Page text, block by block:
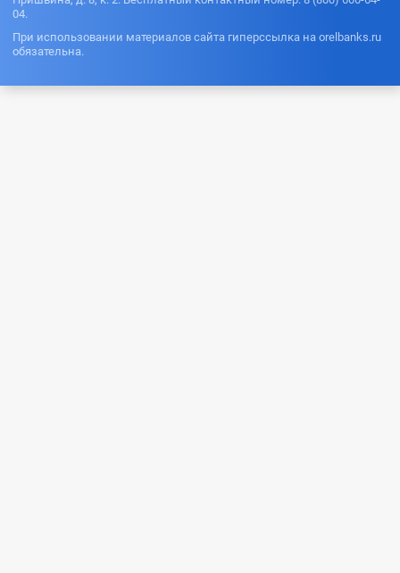
04.
При использовании материалов сайта гиперссылка на orelbanks.ru
обязательна.